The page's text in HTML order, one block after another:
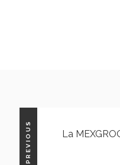
PREVIOUS La